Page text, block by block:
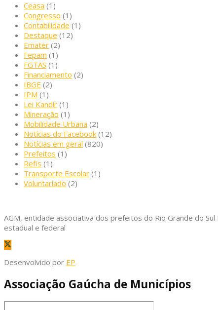
Ceasa (1)
Congresso (1)
Contabilidade (1)
Destaque (12)
Emater (2)
Fepam (1)
FGTAS (1)
Financiamento (2)
IBGE (2)
IPM (1)
Lei Kandir (1)
Mineração (1)
Mobilidade Urbana (2)
Notícias do Facebook (12)
Notícias em geral (820)
Prefeitos (1)
Refis (1)
Transporte Escolar (1)
Voluntariado (2)
AGM, entidade associativa dos prefeitos do Rio Grande do
estadual e federal
Desenvolvido por EP
Associação Gaúcha de Municípios